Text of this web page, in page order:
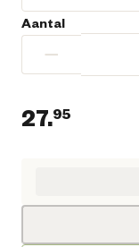
Aantal
−
27.95